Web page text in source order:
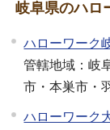
岐阜県のハロ
ハローワーク
管轄地域：岐
市・本巣市・
ハローワーク